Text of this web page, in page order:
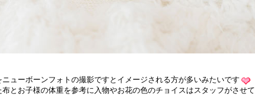
ューボーンフォトの撮影ですとイメージされる方が多いみたいです
とお子様の体重を参考に入物やお花の色のチョイスはスタッフがさせて